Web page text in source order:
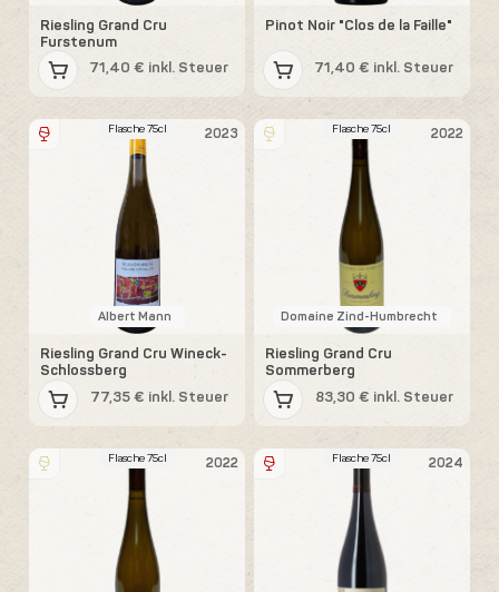
Riesling Grand Cru
Furstenum
71,40 € inkl. Steuer
Pinot Noir "Clos de la Faille"
71,40 € inkl. Steuer
2023
Flasche 75cl
Albert Mann
Riesling Grand Cru Wineck-
Schlossberg
77,35 € inkl. Steuer
2022
Flasche 75cl
Domaine Zind-Humbrecht
Riesling Grand Cru
Sommerberg
83,30 € inkl. Steuer
2022
Flasche 75cl 2024
Flasche 75cl